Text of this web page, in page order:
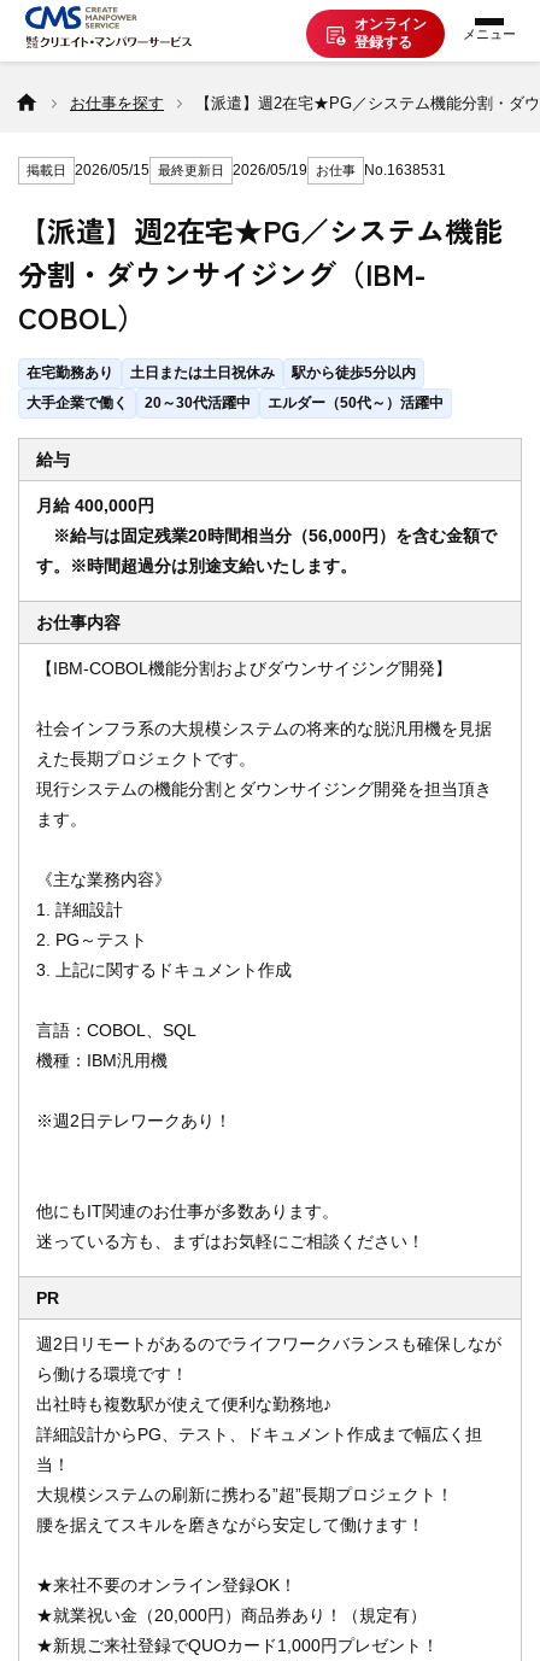
オンライン
登録する
お仕事を探す
派遣で働く
登録の流れ
派遣の知識
企業の方へ
CMSについて
お仕事を探す 【派遣】週2在宅★PG／システム機能分割・ダ
掲載日 2026/05/15 最終更新日 2026/05/19 お仕事 No.1638531
【派遣】週2在宅★PG／システム機能
分割・ダウンサイジング（IBM-
COBOL）
在宅勤務あり 土日または土日祝休み
駅から徒歩5分以内
大手企業で働く
20～30代活躍中 エルダー（50代～）活躍中
給与
月給 400,000円
※給与は固定残業20時間相当分（56,000円）を含む金額で
す。※時間超過分は別途支給いたします。
お仕事内容
【IBM-COBOL機能分割およびダウンサイジング開発】
社会インフラ系の大規模システムの将来的な脱汎用機を見据
えた長期プロジェクトです。
現行システムの機能分割とダウンサイジング開発を担当頂き
ます。
《主な業務内容》
1. 詳細設計
2. PG～テスト
3. 上記に関するドキュメント作成
言語：COBOL、SQL
機種：IBM汎用機
※週2日テレワークあり！
他にもIT関連のお仕事が多数あります。
迷っている方も、まずはお気軽にご相談ください！
PR
週2日リモートがあるのでライフワークバランスも確保しなが
ら働ける環境です！
出社時も複数駅が使えて便利な勤務地♪
詳細設計からPG、テスト、ドキュメント作成まで幅広く担
当！
大規模システムの刷新に携わる”超”長期プロジェクト！
腰を据えてスキルを磨きながら安定して働けます！
★来社不要のオンライン登録OK！
★就業祝い金（20,000円）商品券あり！（規定有）
★新規ご来社登録でQUOカード1,000円プレゼント！